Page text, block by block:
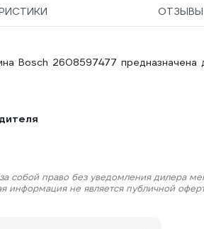
ОТЗЫВЫ
Bosch 2608597477 предназначена
собой право без уведомления дилера
информация не является публичной